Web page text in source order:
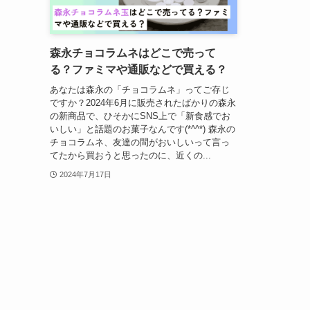
森永チョコラムネはどこで売って
る？ファミマや通販などで買える？
あなたは森永の「チョコラムネ」ってご存じ
ですか？2024年6月に販売されたばかりの森永
の新商品で、ひそかにSNS上で「新食感でお
いしい」と話題のお菓子なんです(*^^*) 森永の
チョコラムネ、友達の間がおいしいって言っ
てたから買おうと思ったのに、近くの...
2024年7月17日